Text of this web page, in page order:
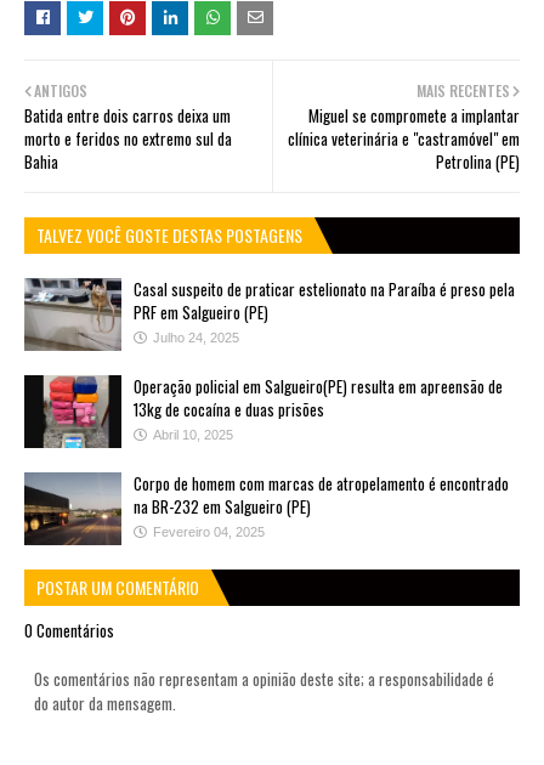
MAIS RECENTES
Miguel se compromete a implantar
clínica veterinária e "castramóvel" em
Petrolina (PE)
ANTIGOS
Batida entre dois carros deixa um
morto e feridos no extremo sul da
Bahia
TALVEZ VOCÊ GOSTE DESTAS POSTAGENS
Casal suspeito de praticar estelionato na Paraíba é preso pela
PRF em Salgueiro (PE)
Julho 24, 2025
Operação policial em Salgueiro(PE) resulta em apreensão de
13kg de cocaína e duas prisões
Abril 10, 2025
Corpo de homem com marcas de atropelamento é encontrado
na BR-232 em Salgueiro (PE)
Fevereiro 04, 2025
POSTAR UM COMENTÁRIO
0 Comentários
Os comentários não representam a opinião deste site; a responsabilidade é
do autor da mensagem.